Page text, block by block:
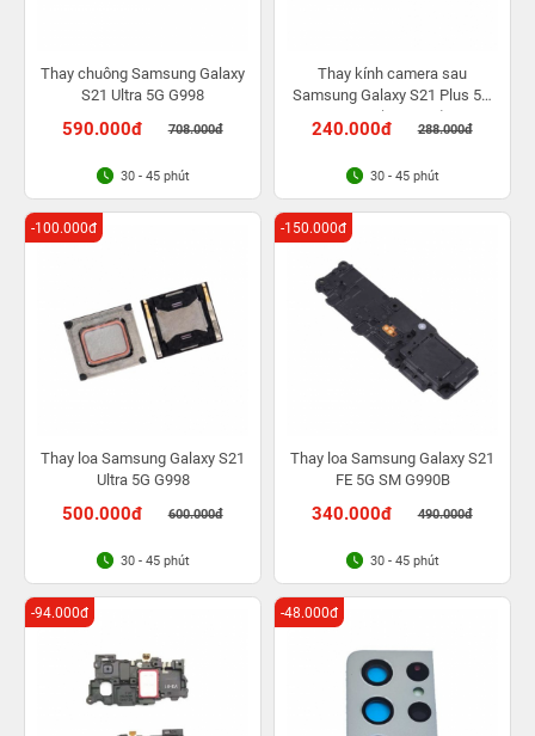
Thay chuông Samsung Galaxy
S21 Ultra 5G G998
590.000đ 708.000đ
30 - 45 phút
Thay kính camera sau
Samsung Galaxy S21 Plus 5G
G996 (S21+ 5G)
240.000đ 288.000đ
30 - 45 phút
Thay loa Samsung Galaxy S21
Ultra 5G G998
500.000đ 600.000đ
-100.000đ
30 - 45 phút
Thay loa Samsung Galaxy S21
FE 5G SM G990B
340.000đ 490.000đ
-150.000đ
30 - 45 phút
-94.000đ -48.000đ